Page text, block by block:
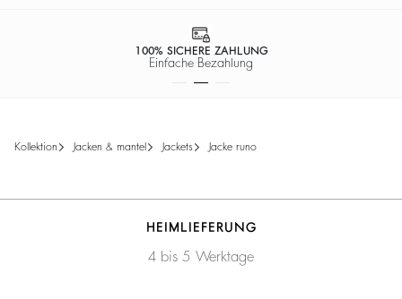
100% SICHERE ZAHLUNG
Einfache Bezahlung
kollektion jacken & mantel jackets jacke runo
HEIMLIEFERUNG
4 bis 5 Werktage